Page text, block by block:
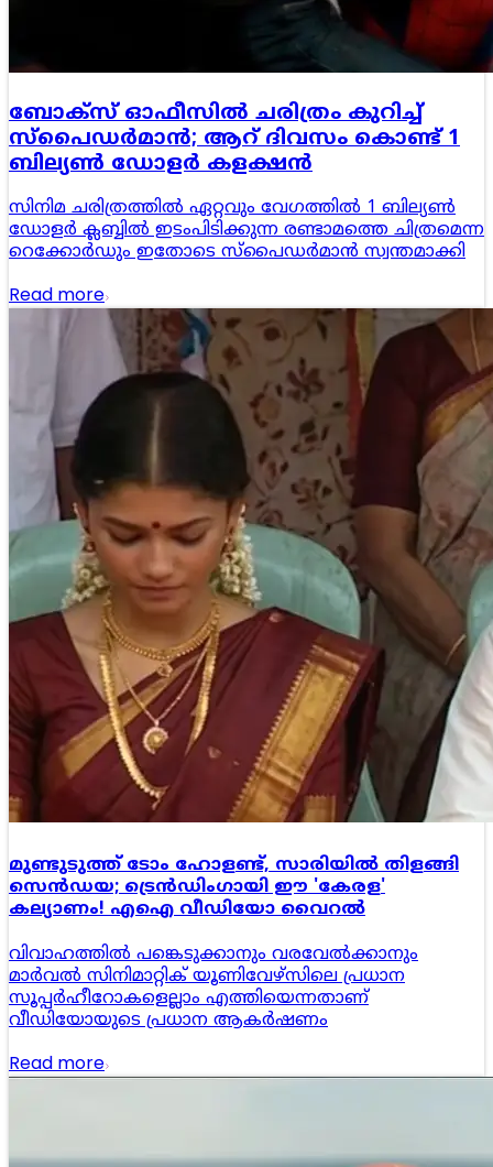
ബോക്സ് ഓഫീസിൽ ചരിത്രം കുറിച്ച്
സ്പൈഡർമാൻ; ആറ് ദിവസം കൊണ്ട് 1
ബില്യൺ ഡോളർ കളക്ഷൻ
സിനിമ ചരിത്രത്തിൽ ഏറ്റവും വേഗത്തിൽ 1 ബില്യൺ
ഡോളർ ക്ലബ്ബിൽ ഇടംപിടിക്കുന്ന രണ്ടാമത്തെ ചിത്രമെന്ന
റെക്കോർഡും ഇതോടെ സ്പൈഡർമാൻ സ്വന്തമാക്കി
Read more
മുണ്ടുടുത്ത് ടോം ഹോളണ്ട്, സാരിയിൽ തിളങ്ങി
സെൻഡയ; ട്രെൻഡിംഗായി ഈ 'കേരള'
കല്യാണം! എഐ വീഡിയോ വൈറൽ
വിവാഹത്തിൽ പങ്കെടുക്കാനും വരവേൽക്കാനും
മാർവൽ സിനിമാറ്റിക് യൂണിവേഴ്‌സിലെ പ്രധാന
സൂപ്പർഹീറോകളെല്ലാം എത്തിയെന്നതാണ്
വീഡിയോയുടെ പ്രധാന ആകർഷണം
Read more